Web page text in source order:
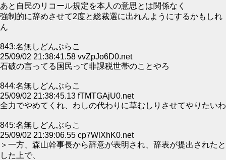
あと自民のリコール規定を本人の意思とは関係なく
強制的に辞めさせて2度と総裁選に出れんようにするかもしれ
ん
843:名無しどんぶらこ
25/09/02 21:38:41.58 vvZpJo6D0.net
石破の言ってる国民って非課税世帯のことやろ
844:名無しどんぶらこ
25/09/02 21:38:45.13 fTMTGAjU0.net
全力でやめてくれ、わしの代わりに草むしりさせてやりたいわ
845:名無しどんぶらこ
25/09/02 21:39:06.55 cp7WlXhK0.net
＞一方、森山幹事長から辞意が表明され、辞表が提出されたと
した上で、